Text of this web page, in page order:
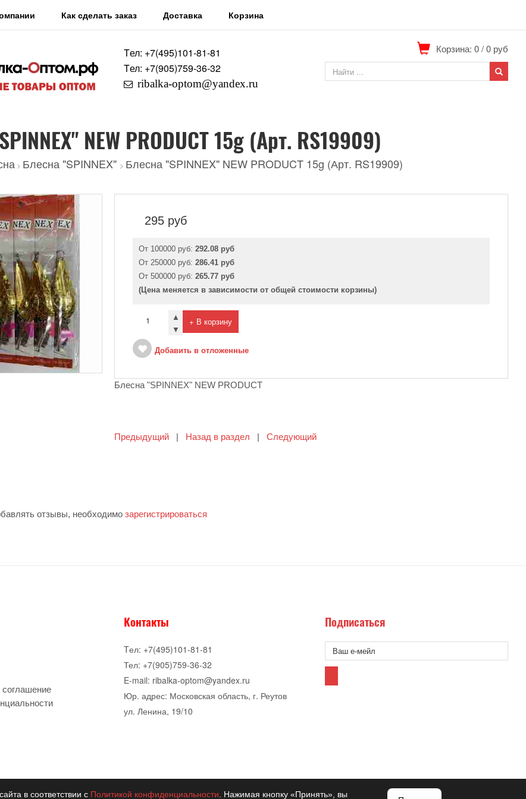
Как сделать заказ Доставка Корзина
Tел: +7(495)101-81-81
Tел: +7(905)759-36-32
ribalka-optom@yandex.ru
Корзина: 0/0 руб
NEW PRODUCT 15g (Арт. RS19909)
> Блесна "SPINNEX" > Блесна "SPINNEX" NEW PRODUCT 15g (Арт. RS19909)
295 руб
От 100000 руб: 292.08 руб
От 250000 руб: 286.41 руб
От 500000 руб: 265.77 руб
(Цена меняется в зависимости от общей стоимости корзины)
▲
▼
+ В корзину
Добавить в отложенные
Блесна "SPINNEX" NEW PRODUCT
Предыдущий | Назад в раздел | Следующий
отзывы, необходимо зарегистрироваться
Контакты
Tел: +7(495)101-81-81
Тел: +7(905)759-36-32
E-mail: ribalka-optom@yandex.ru
Юр. адрес: Московская область, г. Реутов
ул. Ленина, 19/10
Подписаться
в соответствии с Политикой конфиденциальности . Нажимая кнопку «Принять», вы